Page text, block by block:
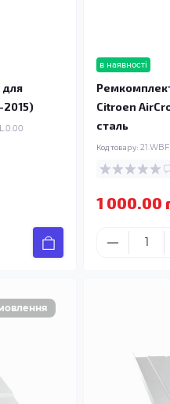
для
в наявності
Citroen
сталь
Код товару:
1 000.00